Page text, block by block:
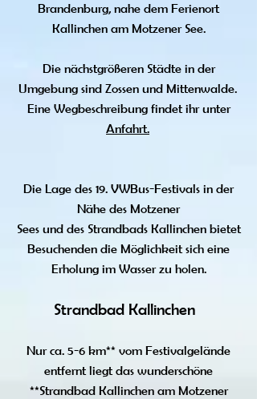
Brandenburg, nahe dem Ferienort
Kallinchen am Motzener See.
Die nächstgrößeren Städte in der
Umgebung sind Zossen und Mittenwalde.
Eine Wegbeschreibung findet ihr unter
Anfahrt.
Die Lage des 19. VWBus-Festivals in der
Nähe des Motzener
Sees und des Strandbads Kallinchen bietet
Besuchenden die Möglichkeit sich eine
Erholung im Wasser zu holen.
Strandbad Kallinchen
Nur ca. 5-6 km** vom Festivalgelände
entfernt liegt das wunderschöne
**Strandbad Kallinchen am Motzener